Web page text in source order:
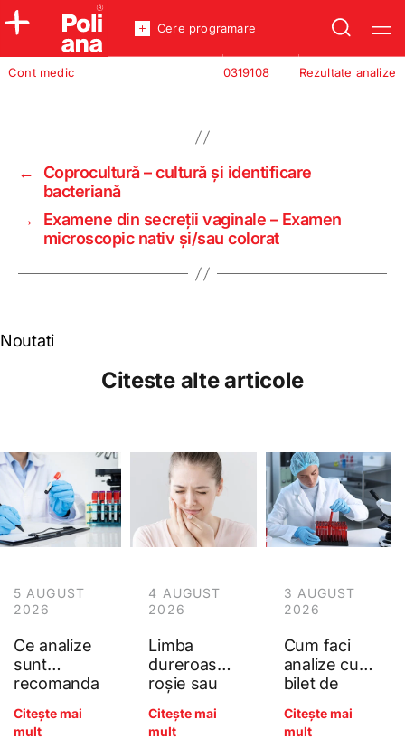
Policlinica
Cont medic Rezultate analize
0319108
Cere programare
←
Coprocultură – cultură şi identificare
bacteriană
→
Examene din secreţii vaginale – Examen
microscopic nativ şi/sau colorat
Noutati
Citeste alte articole
5 AUGUST
2026
Ce analize
sunt
recomanda
pentru
adulți?
Citește mai
mult
4 AUGUST
2026
Limba
dureroasă,
roșie sau
(glosita): ce
arată
Citește mai
mult
3 AUGUST
2026
Cum faci
analize cu
bilet de
Poliana?
Citește mai
mult